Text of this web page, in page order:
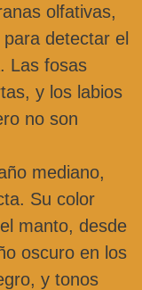
olfativas,
detectar el
Las fosas
y los labios
no son
mediano,
Su color
manto, desde
oscuro en los
y tonos